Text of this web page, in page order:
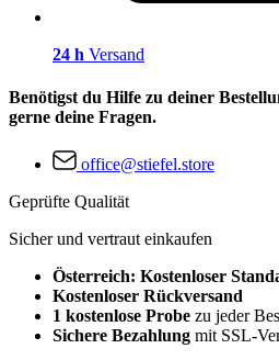
24 h Versand
Benötigst du Hilfe zu deiner
gerne deine Fragen.
office@stiefel.store
Geprüfte Qualität
Sicher und vertraut einkaufen
Österreich: Kostenloser
Kostenloser Rückversand
1 kostenlose Probe zu jeder
Sichere Bezahlung mit SSL-